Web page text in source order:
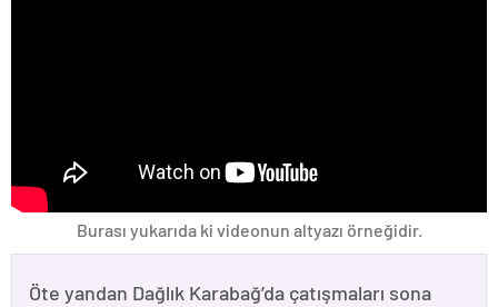
Burası yukarıda ki videonun altyazı örneğidir.
Öte yandan Dağlık Karabağ’da çatışmaları sona